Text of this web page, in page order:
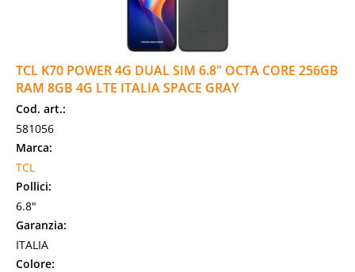
TCL K70 POWER 4G DUAL SIM 6.8" OCTA CORE 256GB
RAM 8GB 4G LTE ITALIA SPACE GRAY
Cod. art.:
581056
Marca:
TCL
Pollici:
6.8"
Garanzia:
ITALIA
Colore: